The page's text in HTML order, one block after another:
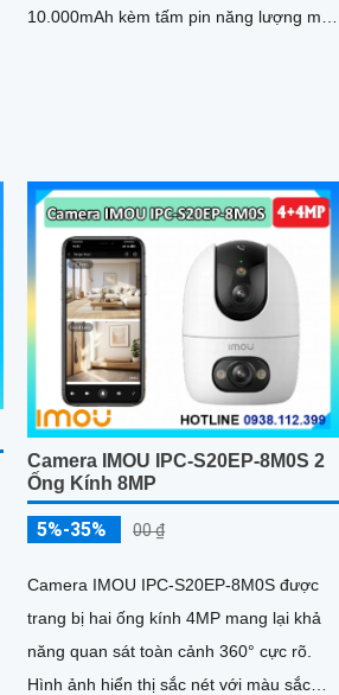
10.000mAh kèm tấm pin năng lượng mặt
Camera IMOU IPC-S20EP-8M0S 2
Ống Kính 8MP
5%-35% 00 ₫
Camera IMOU IPC-S20EP-8M0S được
trang bị hai ống kính 4MP mang lại khả
năng quan sát toàn cảnh 360° cực rõ.
Hình ảnh hiển thị sắc nét với màu sắc